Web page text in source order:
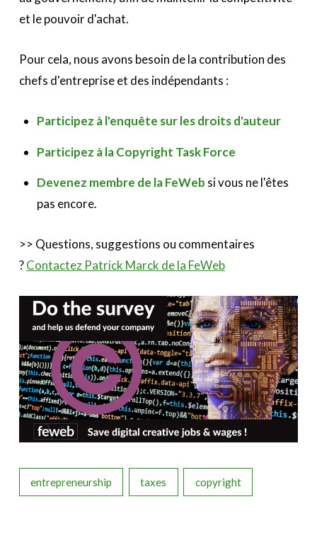
et le pouvoir d'achat.
Pour cela, nous avons besoin de la contribution des
chefs d'entreprise et des indépendants :
Participez à l'enquête sur les droits d'auteur
Participez à la Copyright Task Force
Devenez membre de la FeWeb si vous ne l'êtes
pas encore.
>> Questions, suggestions ou commentaires
?Contactez Patrick Marck de la FeWeb
entrepreneurship taxes copyright